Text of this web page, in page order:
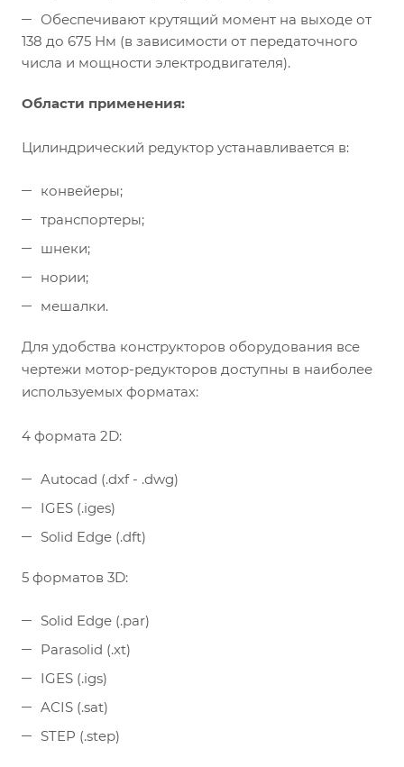
Обеспечивают крутящий момент на выходе от
138 до 675 Нм (в зависимости от передаточного
числа и мощности электродвигателя).
Области применения:
Цилиндрический редуктор устанавливается в:
конвейеры;
транспортеры;
шнеки;
нории;
мешалки.
Для удобства конструкторов оборудования все
чертежи мотор-редукторов доступны в наиболее
используемых форматах:
4 формата 2D:
Autocad (.dxf - .dwg)
IGES (.iges)
Solid Edge (.dft)
5 форматов 3D:
Solid Edge (.par)
Parasolid (.xt)
IGES (.igs)
ACIS (.sat)
STEP (.step)